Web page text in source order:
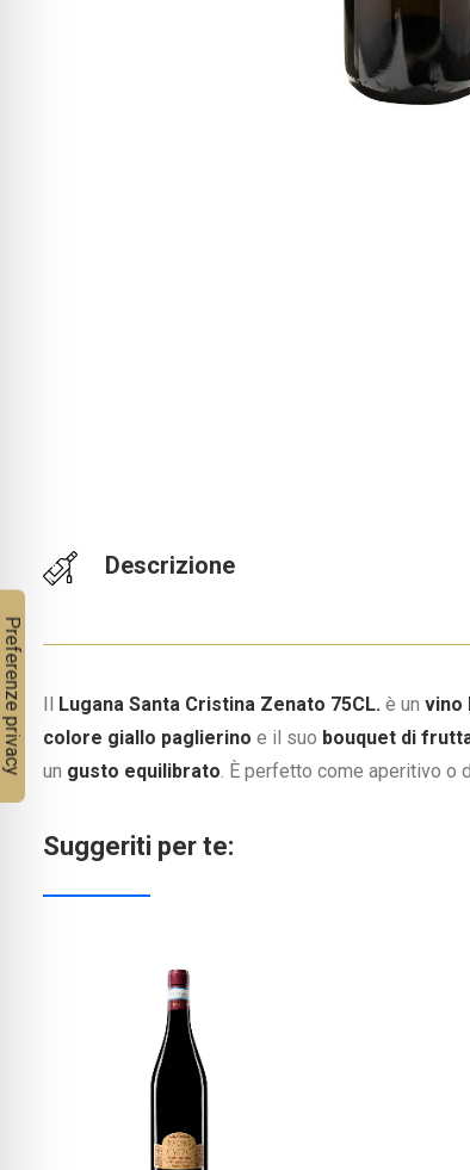
Descrizione
Il Lugana Santa Cristina Zenato 75CL. è un vino
colore giallo paglierino e il suo bouquet di
un gusto equilibrato. È perfetto come aperitivo o
Suggeriti per te: